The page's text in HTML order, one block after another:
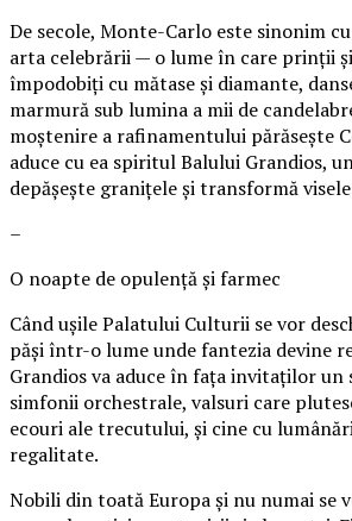
De secole, Monte-Carlo este sinonim
arta celebrării — o lume în care prinții
împodobiți cu mătase și diamante,
marmură sub lumina a mii de
moștenire a rafinamentului părăsește
aduce cu ea spiritul Balului Grandios,
depășește granițele și transformă
–
O noapte de opulență și farmec
Când ușile Palatului Culturii se vor
păși într-o lume unde fantezia devine
Grandios va aduce în fața invitaților un
simfonii orchestrale, valsuri care
ecouri ale trecutului, și cine cu
regalitate.
Nobili din toată Europa și nu numai se